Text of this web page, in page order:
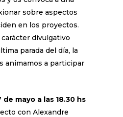
sobre aspectos
en los proyectos.
divulgativo
parada del día, la
animamos a participar
de mayo a las 18.30 hs
con Alexandre